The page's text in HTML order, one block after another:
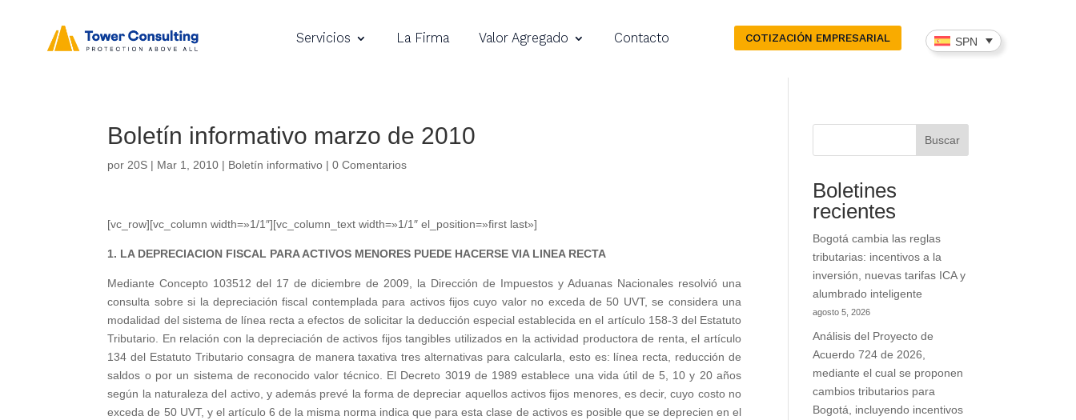
Servicios La Firma Valor Agregado Contacto COTIZACIÓN EMPRESARIAL SPN
Boletín informativo marzo de 2010
por 20S | Mar 1, 2010 | Boletín informativo |0 Comentarios
[vc_row][vc_column width=»1/1″][vc_column_text width=»1/1″ el_position=»first last»]
1. LA DEPRECIACION FISCAL PARA ACTIVOS MENORES PUEDE HACERSE VIA LINEA RECTA
Mediante Concepto 103512 del 17 de diciembre de 2009, la Dirección de Impuestos y Aduanas Nacionales resolvió una
consulta sobre si la depreciación fiscal contemplada para activos fijos cuyo valor no exceda de 50 UVT, se considera una
modalidad del sistema de línea recta a efectos de solicitar la deducción especial establecida en el artículo 158-3 del Estatuto
Tributario. En relación con la depreciación de activos fijos tangibles utilizados en la actividad productora de renta, el artículo
134 del Estatuto Tributario consagra de manera taxativa tres alternativas para calcularla, esto es: línea recta, reducción de
saldos o por un sistema de reconocido valor técnico. El Decreto 3019 de 1989 establece una vida útil de 5, 10 y 20 años
según la naturaleza del activo, y además prevé la forma de depreciar aquellos activos fijos menores, es decir, cuyo costo no
exceda de 50 UVT, y el artículo 6 de la misma norma indica que para esta clase de activos es posible que se deprecien en el
Buscar
Boletines
recientes
Bogotá cambia las reglas
tributarias: incentivos a la
inversión, nuevas tarifas ICA y
alumbrado inteligente
agosto 5, 2026
Análisis del Proyecto de
Acuerdo 724 de 2026,
mediante el cual se proponen
cambios tributarios para
Bogotá, incluyendo incentivos